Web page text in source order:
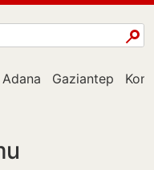
Adana Gaziantep